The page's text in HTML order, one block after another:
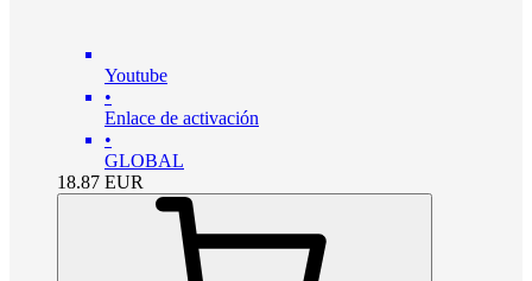
Youtube
•
Enlace de activación
•
GLOBAL
18.87 EUR